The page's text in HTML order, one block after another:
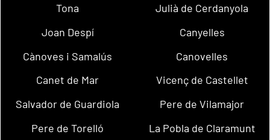
Tona
Julià de Cerdanyola
Joan Despí
Canyelles
Cànoves i Samalús
Canovelles
Canet de Mar
Vicenç de Castellet
Salvador de Guardiola
Pere de Vilamajor
Pere de Torelló
La Pobla de Claramunt